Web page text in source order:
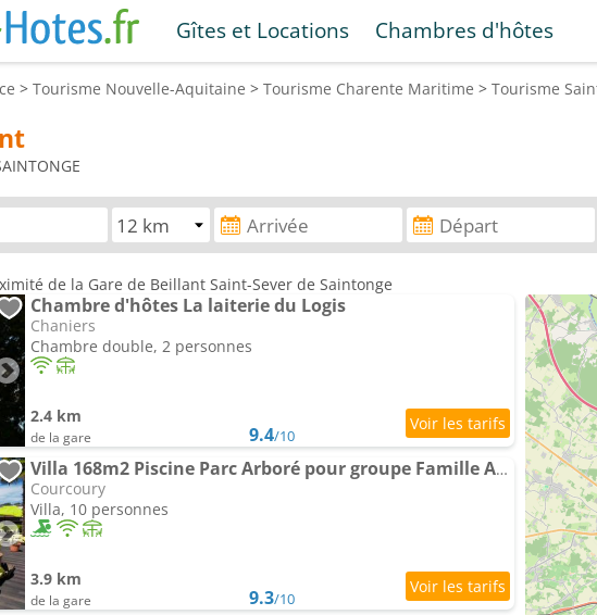
Gîtes et Locations Chambres d'hôtes
> Tourisme Nouvelle-Aquitaine > Tourisme Charente Maritime > Tourisme
de la Gare de Beillant Saint-Sever de Saintonge
Chambre d'hôtes La laiterie du Logis
Chaniers
Chambre double, 2 personnes
2.4 km
de la gare 9.4/10
Villa 168m2 Piscine Parc Arboré pour groupe Famille Amis jusqu'à 10 personnes
Courcoury
Villa, 10 personnes
3.9 km
de la gare 9.3/10